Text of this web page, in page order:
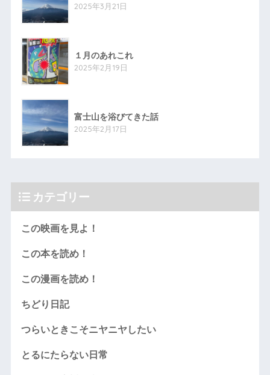
2025年3月21日
１月のあれこれ
2025年2月19日
富士山を浴びてきた話
2025年2月17日
カテゴリー
この映画を見よ！
この本を読め！
この漫画を読め！
ちどり日記
つらいときこそニヤニヤしたい
とるにたらない日常